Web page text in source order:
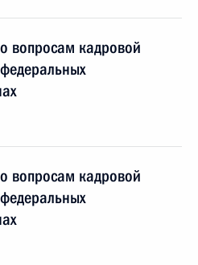
вопросам кадровой
вопросам кадровой